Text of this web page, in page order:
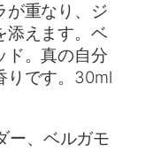
が重なり、ジ
添えます。ベ
ド。真の自分
りです。30ml
ー、ベルガモ